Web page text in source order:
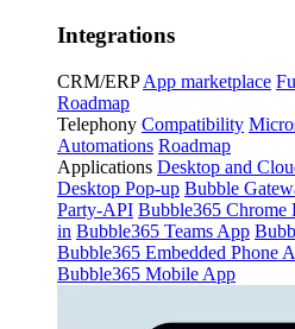
Integrations
CRM/ERP App marketplace
Roadmap
Telephony Compatibility
Automations Roadmap
Applications Desktop and
Desktop Pop-up Bubble
Party-API Bubble365 Chrome
in Bubble365 Teams App
Bubble365 Embedded Phone
Bubble365 Mobile App